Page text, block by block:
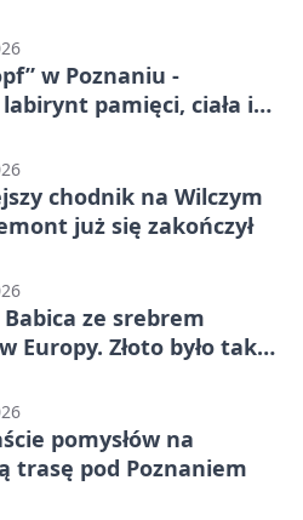
w Poznaniu -
pamięci, ciała i
chodnik na Wilczym
już się zakończył
Babica ze srebrem
Europy. Złoto było tak
pomysłów na
trasę pod Poznaniem